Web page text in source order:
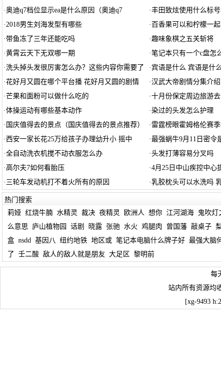
·奥迪q7档位显示ea是什么原因（奥迪q7 ·丰田致炫使用什么标
·2018男生刘海发型有哪些 · 百香果可以和柠檬一
·带鱼冻了三年还能吃吗 ·趣味象棋之五关斩将
·黄霄云天下无双哪一期 ·笔记本只有一个c盘怎
· 洗头掉头发很厉害怎么办？这些内容你需要了 ·宾语是什么 宾语是什
·花好月又圆在哪个平台播 花好月又圆的剧情 ·汉武大帝剧情分集介
·芒果和面粉可以做什么吃的 ·十月份保定周边旅游
·体操运动有哪些基本动作 ·染过的头发怎么护理
· 国庆值得去的景点（国庆值得去的景点推荐） · 雷霆榜眼霍姆格伦赛
· 西安一家长花25万给孩子办理幼升小 摇中 ·最强蜗牛9月11日密令
·全自动洗衣机搅不动衣服怎么办 ·头发打薄容易分叉吗
· 高尔夫7如何看胎压 ·4月25日中山疾控中心
· 三轮车发动机打不着火所有的原因 ·乳胶枕头可以水洗吗
热门搜索
莉娅 红烧牛腩 水精灵 裁决 夜精灵 欧洲人 想你 江河湖海
鬼吹灯
么意思
庐山植物园 话剧 晓露 张驰 水火 鸡腿肉 曾国藩 敲桌子
盒 nsdd 基因八 纽约地铁 地区或 笔记本电脑什么牌子好 最强大脑
了 壬二酸 敌人的敌人就是朋友 大足区 黎明前
每
站内所有资源均
[xg-9493